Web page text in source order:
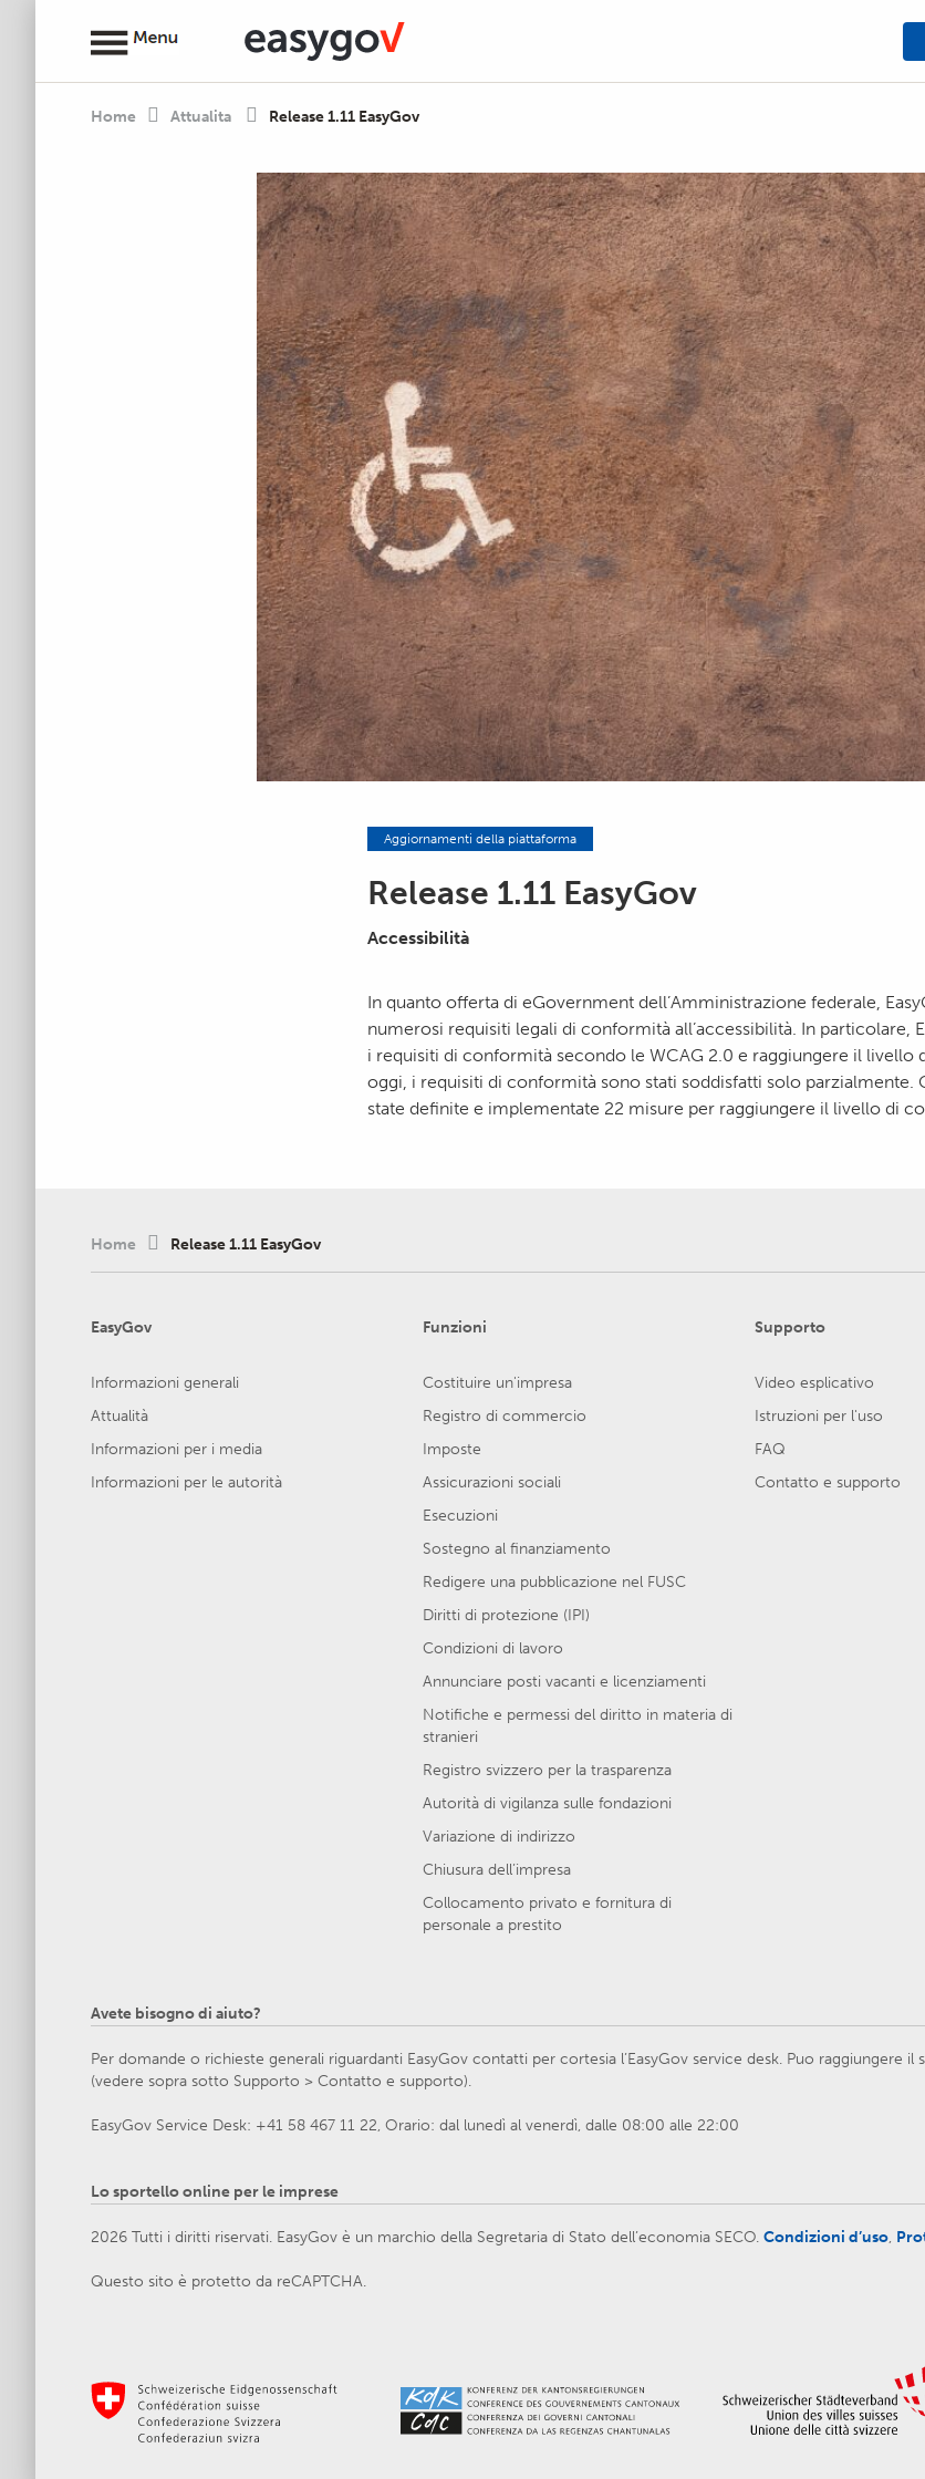
Home Attualita Release 1.11 EasyGov
Aggiornamenti della piattaforma
Release 1.11 EasyGov
Accessibilità
In quanto offerta di eGovernment dell’Amministrazione federale,
numerosi requisiti legali di conformità all’accessibilità. In particolare,
i requisiti di conformità secondo le WCAG 2.0 e raggiungere il livello
oggi, i requisiti di conformità sono stati soddisfatti solo parzialmente.
state definite e implementate 22 misure per raggiungere il livello di
Home Release 1.11 EasyGov
EasyGov
Informazioni generali
Attualità
Informazioni per i media
Informazioni per le autorità
Funzioni
Costituire un'impresa
Registro di commercio
Imposte
Assicurazioni sociali
Esecuzioni
Sostegno al finanziamento
Redigere una pubblicazione nel FUSC
Diritti di protezione (IPI)
Condizioni di lavoro
Annunciare posti vacanti e licenziamenti
Notifiche e permessi del diritto in materia di
stranieri
Registro svizzero per la trasparenza
Autorità di vigilanza sulle fondazioni
Variazione di indirizzo
Chiusura dell’impresa
Collocamento privato e fornitura di
personale a prestito
Supporto
Video esplicativo
Istruzioni per l'uso
FAQ
Contatto e supporto
Avete bisogno di aiuto?
Per domande o richieste generali riguardanti EasyGov contatti per cortesia l’EasyGov service desk. Puo
(vedere sopra sotto Supporto > Contatto e supporto).
EasyGov Service Desk: +41 58 467 11 22, Orario: dal lunedì al venerdì, dalle 08:00 alle 22:00
Lo sportello online per le imprese
2026 Tutti i diritti riservati. EasyGov è un marchio della Segretaria di Stato dell’economia SECO. Condizioni d’uso,
Questo sito è protetto da reCAPTCHA.